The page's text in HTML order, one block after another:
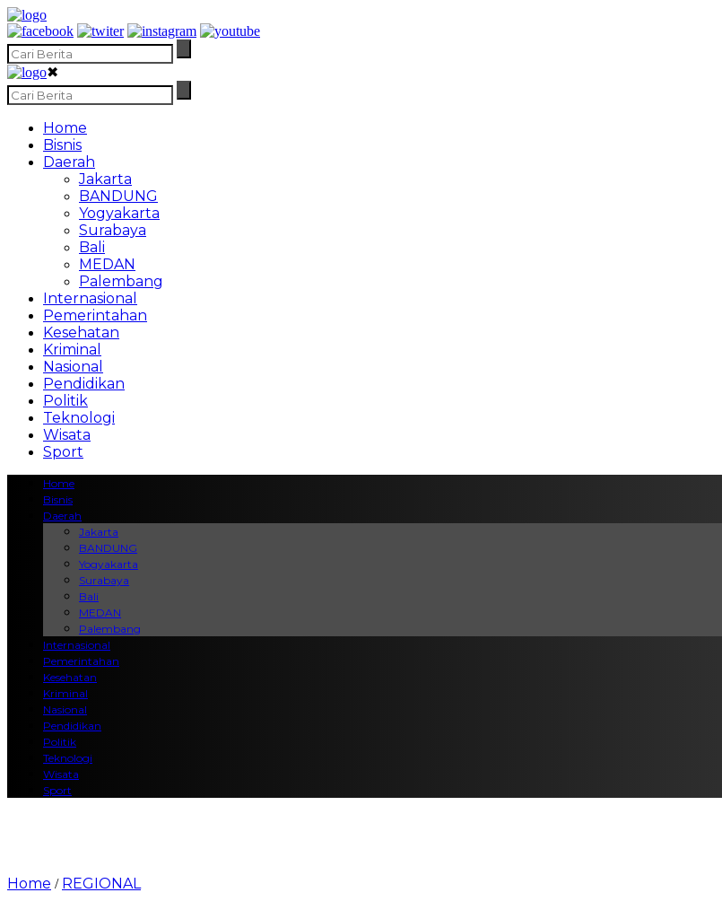
✖
Home
Bisnis
Daerah
Jakarta
BANDUNG
Yogyakarta
Surabaya
Bali
MEDAN
Palembang
Internasional
Pemerintahan
Kesehatan
Kriminal
Nasional
Pendidikan
Politik
Teknologi
Wisata
Sport
Home
Bisnis
Daerah
Jakarta
BANDUNG
Yogyakarta
Surabaya
Bali
MEDAN
Palembang
Internasional
Pemerintahan
Kesehatan
Kriminal
Nasional
Pendidikan
Politik
Teknologi
Wisata
Sport
Home / REGIONAL